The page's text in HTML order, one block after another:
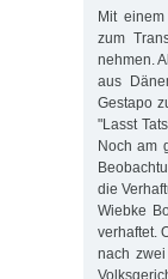
Mit
zum
nehmen.
aus
Gestapo
"Lasst
Noch am
die
Wiebke
verhaftet.
nach